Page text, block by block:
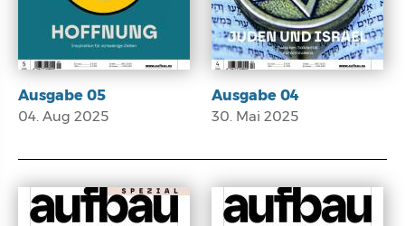
Ausgabe 05
04. Aug 2025
Ausgabe 04
30. Mai 2025